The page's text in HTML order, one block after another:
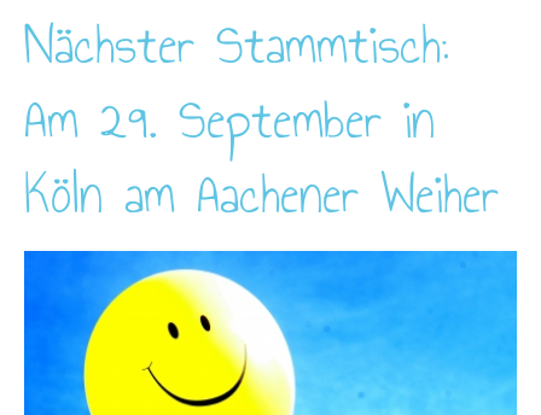
Nächster Stammtisch:
Am 29. September in
Köln am Aachener Weiher